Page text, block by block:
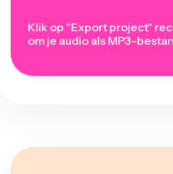
Klik op "Export project"
om je audio als MP3-